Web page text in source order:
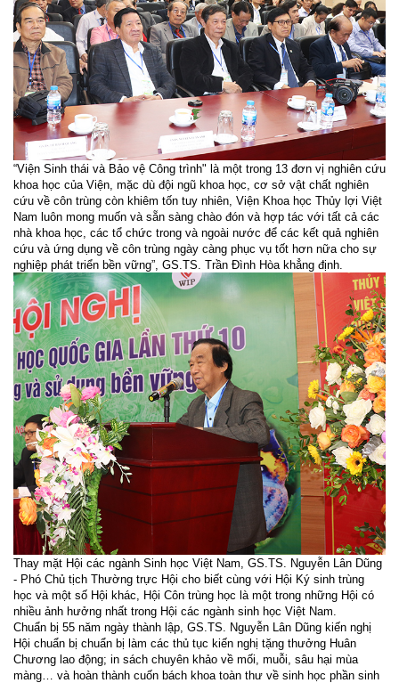
“Viện Sinh thái và Bảo vệ Công trình" là một trong 13 đơn vị nghiên cứu
khoa học của Viện, mặc dù đội ngũ khoa học, cơ sở vật chất nghiên
cứu về côn trùng còn khiêm tốn tuy nhiên, Viện Khoa học Thủy lợi Việt
Nam luôn mong muốn và sẵn sàng chào đón và hợp tác với tất cả các
nhà khoa học, các tổ chức trong và ngoài nước để các kết quả nghiên
cứu và ứng dụng về côn trùng ngày càng phục vụ tốt hơn nữa cho sự
nghiệp phát triển bền vững”, GS.TS. Trần Đình Hòa khẳng định.
Thay mặt Hội các ngành Sinh học Việt Nam, GS.TS. Nguyễn Lân Dũng
- Phó Chủ tịch Thường trực Hội cho biết cùng với Hội Ký sinh trùng
học và một số Hội khác, Hội Côn trùng học là một trong những Hội có
nhiều ảnh hưởng nhất trong Hội các ngành sinh học Việt Nam.
Chuẩn bị 55 năm ngày thành lập, GS.TS. Nguyễn Lân Dũng kiến nghị
Hội chuẩn bị chuẩn bị làm các thủ tục kiến nghị tặng thưởng Huân
Chương lao động; in sách chuyên khảo về mối, muỗi, sâu hại mùa
màng… và hoàn thành cuốn bách khoa toàn thư về sinh học phần sinh